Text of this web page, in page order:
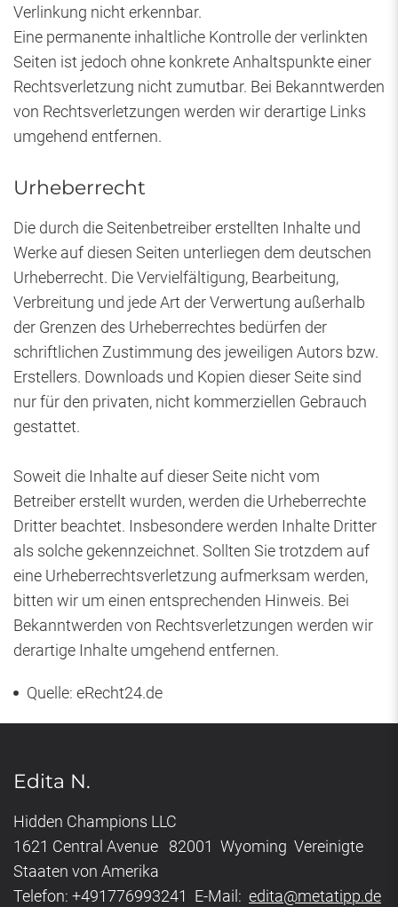
Verlinkung nicht erkennbar.
Eine permanente inhaltliche Kontrolle der verlinkten
Seiten ist jedoch ohne konkrete Anhaltspunkte einer
Rechtsverletzung nicht zumutbar. Bei Bekanntwerden
von Rechtsverletzungen werden wir derartige Links
umgehend entfernen.
Urheberrecht
Die durch die Seitenbetreiber erstellten Inhalte und
Werke auf diesen Seiten unterliegen dem deutschen
Urheberrecht. Die Vervielfältigung, Bearbeitung,
Verbreitung und jede Art der Verwertung außerhalb
der Grenzen des Urheberrechtes bedürfen der
schriftlichen Zustimmung des jeweiligen Autors bzw.
Erstellers. Downloads und Kopien dieser Seite sind
nur für den privaten, nicht kommerziellen Gebrauch
gestattet.
Soweit die Inhalte auf dieser Seite nicht vom
Betreiber erstellt wurden, werden die Urheberrechte
Dritter beachtet. Insbesondere werden Inhalte Dritter
als solche gekennzeichnet. Sollten Sie trotzdem auf
eine Urheberrechtsverletzung aufmerksam werden,
bitten wir um einen entsprechenden Hinweis. Bei
Bekanntwerden von Rechtsverletzungen werden wir
derartige Inhalte umgehend entfernen.
Quelle: eRecht24.de
Edita N.
Hidden Champions LLC
1621 Central Avenue 82001 Wyoming Vereinigte
Staaten von Amerika
Telefon: +491776993241 E-Mail: edita@metatipp.de